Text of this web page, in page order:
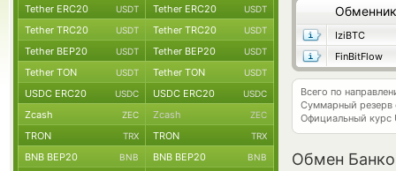
Обменник
IziBTC
FinBitFlow
Всего по
Суммарный резерв
Официальный курс
Обмен
Tether ERC20 USDT Tether ERC20 USDT
Tether TRC20 USDT Tether TRC20 USDT
Tether BEP20 USDT Tether BEP20 USDT
Tether TON USDT Tether TON USDT
USDC ERC20 USDC USDC ERC20 USDC
Zcash ZEC Zcash ZEC
TRON TRX TRON TRX
BNB BEP20 BNB BNB BEP20 BNB